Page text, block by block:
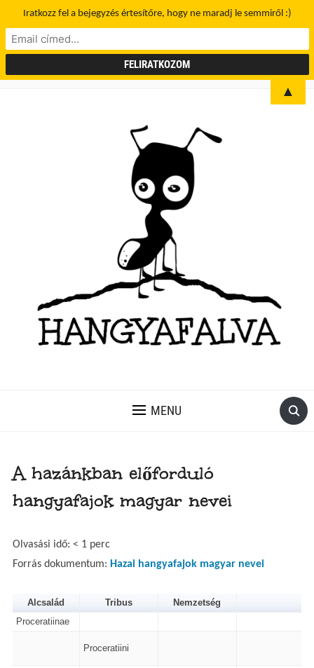
MENU
A hazánkban előforduló
hangyafajok magyar nevei
Olvasási idő: < 1 perc
Forrás dokumentum: Hazai hangyafajok magyar nevei
Alcsalád Tribus Nemzetség
Proceratiinae
Proceratiini
Iratkozz fel a bejegyzés értesítőre, hogy ne maradj le semmiről :)
▲